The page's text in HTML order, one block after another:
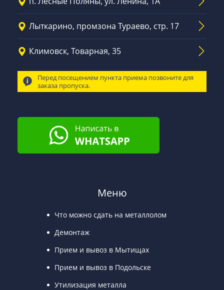
Лыткарино, промзона Тураево, стр. 17
Климовск, Товарная, 35
Перед посещением пункта приема позвоните для
заказа пропуска.
Меню
Что можно сдать на металлолом
Демонтаж
Прием и вывоз в Мытищах
Прием и вывоз в Подольске
Утилизация металла